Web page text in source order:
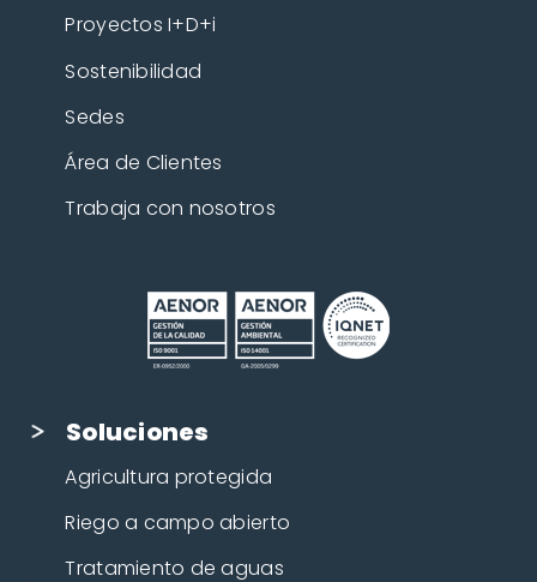
Proyectos I+D+i
Sostenibilidad
Sedes
Área de Clientes
Trabaja con nosotros
Soluciones
Agricultura protegida
Riego a campo abierto
Tratamiento de aguas